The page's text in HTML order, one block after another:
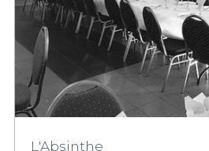
L'Absinthe